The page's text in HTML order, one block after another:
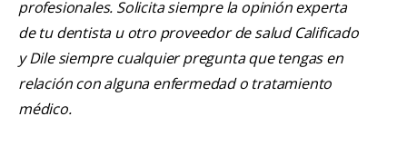
profesionales. Solicita siempre la opinión experta
de tu dentista u otro proveedor de salud Calificado
y Dile siempre cualquier pregunta que tengas en
relación con alguna enfermedad o tratamiento
médico.